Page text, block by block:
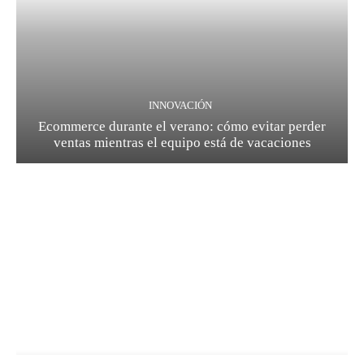
INNOVACIÓN
Ecommerce durante el verano: cómo evitar perder
ventas mientras el equipo está de vacaciones